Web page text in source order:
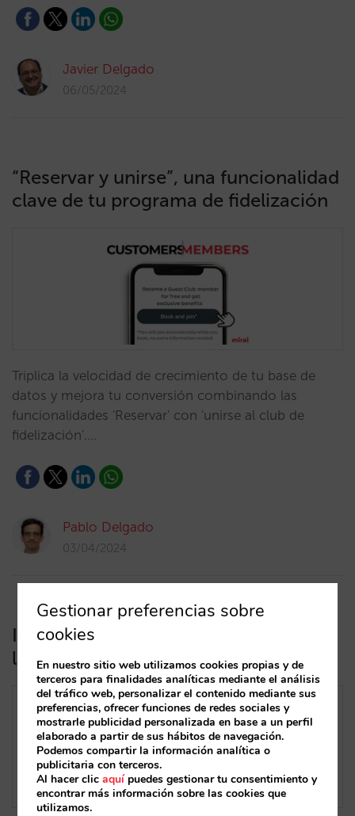
Javier Delgado
06/05/2024
“Reservar y unirse”, una funcionalidad
clave de tu programa de fidelización
Triplica la velocidad de crecimiento de tu base de
datos y mejora tu conversión combinando las
funcionalidades 'Reservar' con 'unirse al club de
fidelización'.…
Pablo Delgado
03/04/2024
Indicadores para potenciar tu
lastminute en Semana Santa
Gestionar preferencias sobre
cookies
En nuestro sitio web utilizamos cookies propias y de
terceros para finalidades analíticas mediante el análisis
del tráfico web, personalizar el contenido mediante sus
preferencias, ofrecer funciones de redes sociales y
mostrarle publicidad personalizada en base a un perfil
elaborado a partir de sus hábitos de navegación.
Podemos compartir la información analítica o
publicitaria con terceros.
Al hacer clicaquípuedes gestionar tu consentimiento y
encontrar más información sobre las cookies que
utilizamos.